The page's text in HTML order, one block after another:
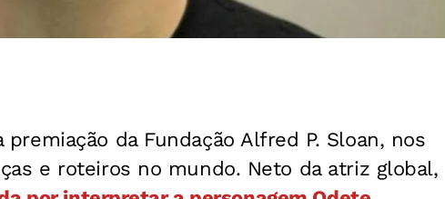
da Fundação Alfred P. Sloan, nos
e roteiros no mundo. Neto da atriz global,